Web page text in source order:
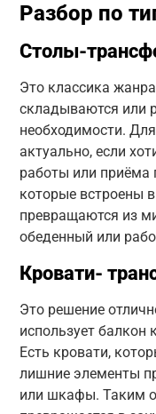
Разбор по
Столы-
Это классика
складываются или
необходимости.
актуально, если
работы или приёма
которые встроены
превращаются из
обеденный или
Кровати-
Это решение
использует балкон
Есть кровати,
лишние элементы
или шкафы. Таким